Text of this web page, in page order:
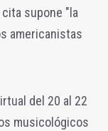
supone "la
americanistas
del 20 al 22
musicológicos